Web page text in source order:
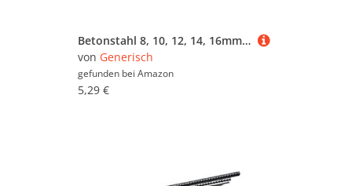
Betonstahl 8, 10, 12, 14, 16mm L – 500-1150mm Bewehrungsstahl Baustahl (D-16 mm Länge-0900 mm)
von Generisch
gefunden bei Amazon
5,29 €